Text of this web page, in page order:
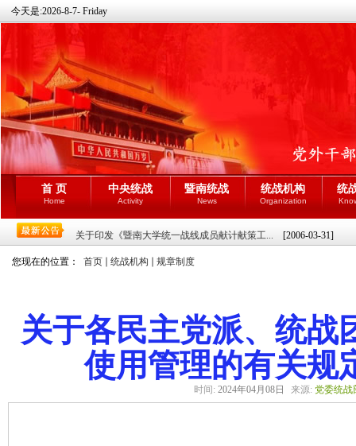
今天是:2026-8-7- Friday
首 页
Home
中央统战
Activity
暨南统战
News
统战机构
Organization
统
关于印发《暨南大学统一战线成员献计献策工... [2006-03-31]
您现在的位置： 首页 统战机构 规章制度
关于各民主党派、统战
使用管理的有关规
时间: 2024年04月08日 来源: 党委统战